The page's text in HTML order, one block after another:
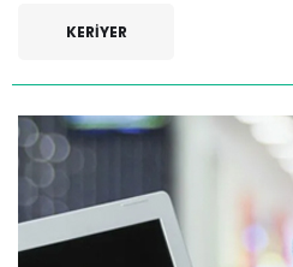
KERİYER